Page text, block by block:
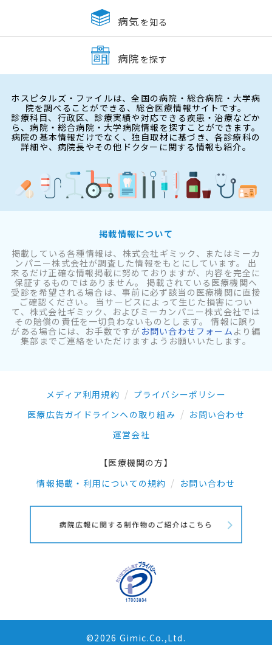
病気 を知る
病院 を探す
ホスピタルズ・ファイルは、全国の病院・総合病院・大学病
院を調べることができる、総合医療情報サイトです。
診療科目、行政区、診療実績や対応できる疾患・治療などか
ら、病院・総合病院・大学病院情報を探すことができます。
病院の基本情報だけでなく、独自取材に基づき、各診療科の
詳細や、病院長やその他ドクターに関する情報も紹介。
掲載情報について
掲載している各種情報は、株式会社ギミック、またはミーカ
ンパニー株式会社が調査した情報をもとにしています。 出
来るだけ正確な情報掲載に努めておりますが、内容を完全に
保証するものではありません。 掲載されている医療機関へ
受診を希望される場合は、事前に必ず該当の医療機関に直接
ご確認ください。 当サービスによって生じた損害につい
て、株式会社ギミック、およびミーカンパニー株式会社では
その賠償の責任を一切負わないものとします。 情報に誤り
がある場合には、お手数ですが お問い合わせフォーム より編
集部までご連絡をいただけますようお願いいたします。
メディア利用規約
プライバシーポリシー
医療広告ガイドラインへの取り組み
お問い合わせ
運営会社
【医療機関の方】
情報掲載・利用についての規約
お問い合わせ
©2026 Gimic.Co.,Ltd.